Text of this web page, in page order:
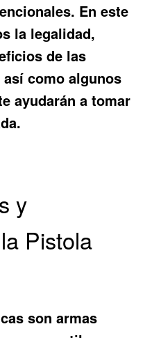
En este
la legalidad,
de las
como algunos
ayudarán a tomar
y
Pistola
son armas